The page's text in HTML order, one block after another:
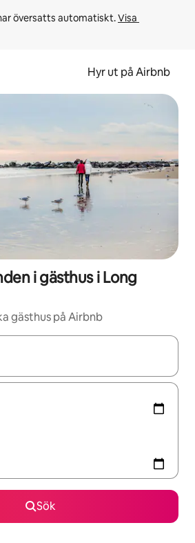
översatts automatiskt. Visa
Hyr ut på Airbnb
i gästhus i Long
gästhus på Airbnb
kan du navigera med upp- och
Sök